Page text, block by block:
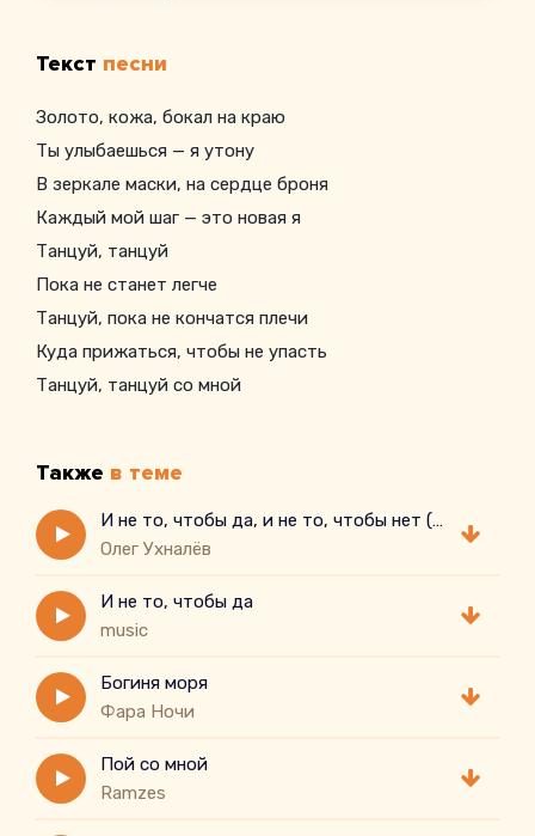
Текст песни
Золото, кожа, бокал на краю
Ты улыбаешься — я утону
В зеркале маски, на сердце броня
Каждый мой шаг — это новая я
Танцуй, танцуй
Пока не станет легче
Танцуй, пока не кончатся плечи
Куда прижаться, чтобы не упасть
Танцуй, танцуй со мной
Танцуй, пока горят запястья
Не отпускай своё счастье
Пусть весь зал шепчет
А ты кричишь внутри: «Танцуй!»
Также в теме
И не то, чтобы да, и не то, чтобы нет ( cover)
Олег Ухналёв
И не то, чтобы да
music
Богиня моря
Фара Ночи
Пой со мной
Ramzes